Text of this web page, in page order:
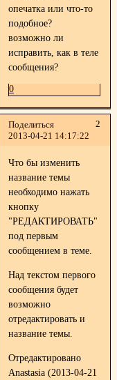
опечатка или что-то
подобное?
возможно ли
исправить, как в теле
сообщения?
0
Поделиться
2
2013-04-21 14:17:22
Что бы изменить
название темы
необходимо нажать
кнопку
"РЕДАКТИРОВАТЬ"
под первым
сообщением в теме.
Над текстом первого
сообщения будет
возможно
отредактировать и
название темы.
Отредактировано
Anastasia (2013-04-21